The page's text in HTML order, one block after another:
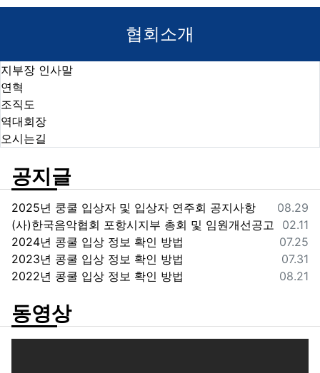
협회소개
지부장 인사말
연혁
조직도
역대회장
오시는길
공지글
등록일
08.29
2025년 쿵쿨 입상자 및 입상자 연주회 공지사항
등록일
02.11
(사)한국음악협회 포항시지부 총회 및 임원개선공고
등록일
07.25
2024년 콩쿨 입상 정보 확인 방법
등록일
07.31
2023년 콩쿨 입상 정보 확인 방법
등록일
08.21
2022년 콩쿨 입상 정보 확인 방법
동영상